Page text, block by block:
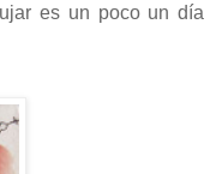
es un poco un día